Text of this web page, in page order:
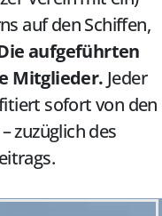
auf den Schiffen,
aufgeführten
Mitglieder. Jeder
sofort von den
zuzüglich des